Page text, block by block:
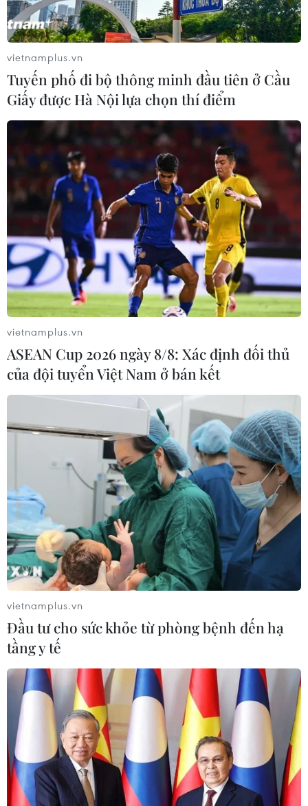
vietnamplus.vn
Tuyến phố đi bộ thông minh đầu tiên ở Cầu
Giấy được Hà Nội lựa chọn thí điểm
vietnamplus.vn
ASEAN Cup 2026 ngày 8/8: Xác định đối thủ
của đội tuyển Việt Nam ở bán kết
vietnamplus.vn
Đầu tư cho sức khỏe từ phòng bệnh đến hạ
tầng y tế